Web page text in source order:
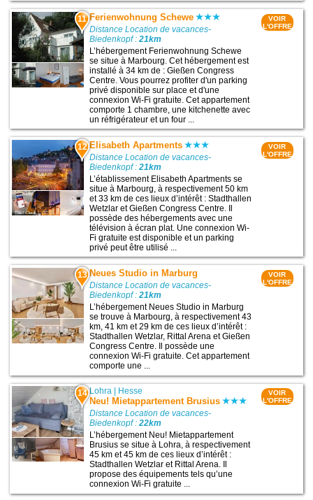
11 Ferienwohnung Schewe
Distance Location de vacances-
Biedenkopf :21km
L’hébergement Ferienwohnung Schewe
se situe à Marbourg. Cet hébergement est
installé à 34 km de : Gießen Congress
Centre. Vous pourrez profiter d'un parking
privé disponible sur place et d'une
connexion Wi-Fi gratuite. Cet appartement
comporte 1 chambre, une kitchenette avec
un réfrigérateur et un four ...
VOIR
L'OFFRE
12 Elisabeth Apartments
Distance Location de vacances-
Biedenkopf :21km
L’établissement Elisabeth Apartments se
situe à Marbourg, à respectivement 50 km
et 33 km de ces lieux d’intérêt : Stadthallen
Wetzlar et Gießen Congress Centre. Il
possède des hébergements avec une
télévision à écran plat. Une connexion Wi-
Fi gratuite est disponible et un parking
privé peut être utilisé ...
VOIR
L'OFFRE
13 Neues Studio in Marburg
Distance Location de vacances-
Biedenkopf :21km
L’hébergement Neues Studio in Marburg
se trouve à Marbourg, à respectivement 43
km, 41 km et 29 km de ces lieux d’intérêt :
Stadthallen Wetzlar, Rittal Arena et Gießen
Congress Centre. Il possède une
connexion Wi-Fi gratuite. Cet appartement
comporte une ...
VOIR
L'OFFRE
14 Lohra Hesse
Neu! Mietappartement Brusius
Distance Location de vacances-
Biedenkopf :22km
L’hébergement Neu! Mietappartement
Brusius se situe à Lohra, à respectivement
45 km et 45 km de ces lieux d’intérêt :
Stadthallen Wetzlar et Rittal Arena. Il
propose des équipements tels qu’une
connexion Wi-Fi gratuite ...
VOIR
L'OFFRE